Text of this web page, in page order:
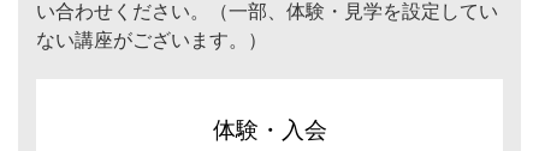
い合わせください。（一部、体験・見学を設定してい
ない講座がございます。）
体験・入会